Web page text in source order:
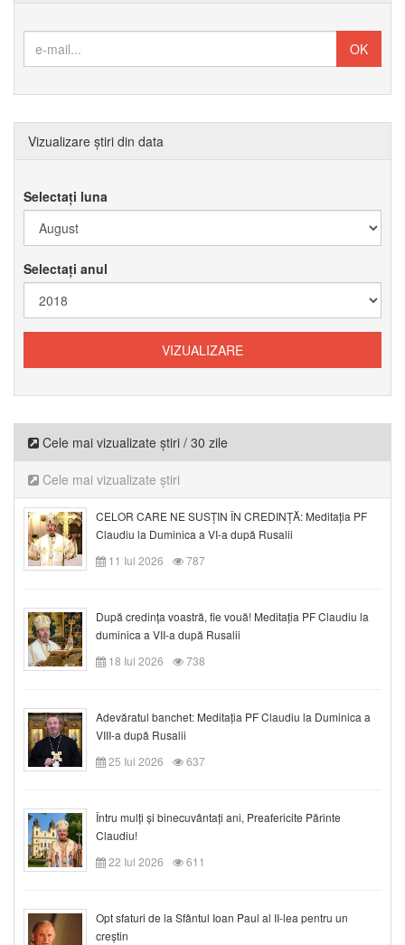
Vizualizare știri din data
Selectați luna
Selectați anul
Cele mai vizualizate știri / 30 zile
Cele mai vizualizate știri
CELOR CARE NE SUSȚIN ÎN CREDINȚĂ: Meditația PF
Claudiu la Duminica a VI-a după Rusalii
11 Iul 2026
787
După credinţa voastră, fie vouă! Meditația PF Claudiu la
duminica a VII-a după Rusalii
18 Iul 2026
738
Adevăratul banchet: Meditația PF Claudiu la Duminica a
VIII-a după Rusalii
25 Iul 2026
637
Întru mulți și binecuvântați ani, Preafericite Părinte
Claudiu!
22 Iul 2026
611
Opt sfaturi de la Sfântul Ioan Paul al II-lea pentru un
creștin